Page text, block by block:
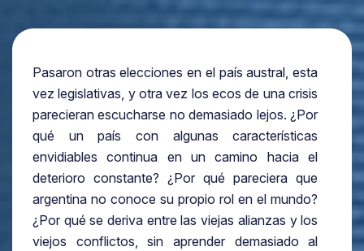
Pasaron otras elecciones en el país austral, esta
vez legislativas, y otra vez los ecos de una crisis
parecieran escucharse no demasiado lejos. ¿Por
qué un país con algunas características
envidiables continua en un camino hacia el
deterioro constante? ¿Por qué pareciera que
argentina no conoce su propio rol en el mundo?
¿Por qué se deriva entre las viejas alianzas y los
viejos conflictos, sin aprender demasiado al